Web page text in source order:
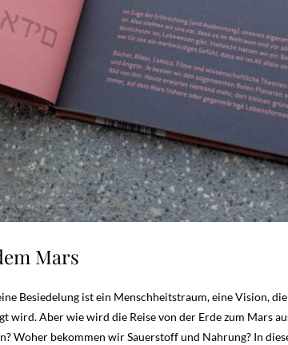
Mars
Besiedelung ist ein Menschheitstraum, eine Vision,
Aber wie wird die Reise von der Erde zum Mars
Woher bekommen wir Sauerstoff und Nahrung? In